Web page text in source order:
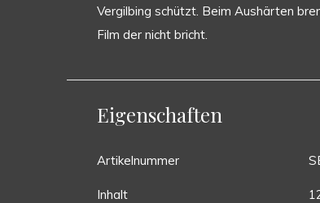
Vergilbing schützt. Beim Aushärten
Film der nicht bricht.
Eigenschaften
Artikelnummer
Inhalt